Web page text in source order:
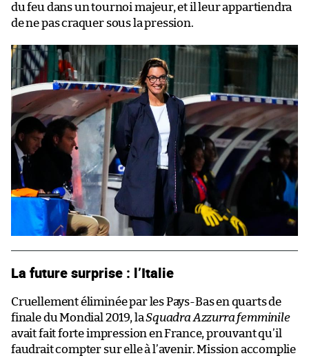
du feu dans un tournoi majeur, et il leur appartiendra
de ne pas craquer sous la pression.
La future surprise : l’Italie
Cruellement éliminée par les Pays-Bas en quarts de
finale du Mondial 2019, laSquadra Azzurra femminile
avait fait forte impression en France, prouvant qu’il
faudrait compter sur elle à l’avenir. Mission accomplie